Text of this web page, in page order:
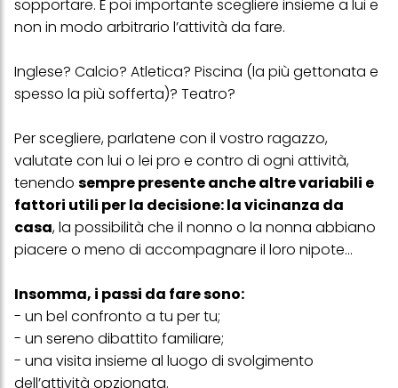
sopportare. È poi importante scegliere insieme a lui e
non in modo arbitrario l’attività da fare.
Inglese? Calcio? Atletica? Piscina (la più gettonata e
spesso la più sofferta)? Teatro?
Per scegliere, parlatene con il vostro ragazzo,
valutate con lui o lei pro e contro di ogni attività,
tenendo sempre presente anche altre variabili e
fattori utili per la decisione: la vicinanza da
casa, la possibilità che il nonno o la nonna abbiano
piacere o meno di accompagnare il loro nipote...
Insomma, i passi da fare sono:
- un bel confronto a tu per tu;
- un sereno dibattito familiare;
- una visita insieme al luogo di svolgimento
dell’attività opzionata.
trattamento dei tuoi dati / sull'uso dei cookie e consentirli per uno o
più degli scopi sopra menzionati. Cliccando su "Accetta tutto",
verranno utilizzati solo i cookie tecnicamente necessari per fornirti
questo sito web.